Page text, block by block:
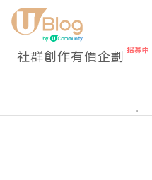
社群創作有價企劃